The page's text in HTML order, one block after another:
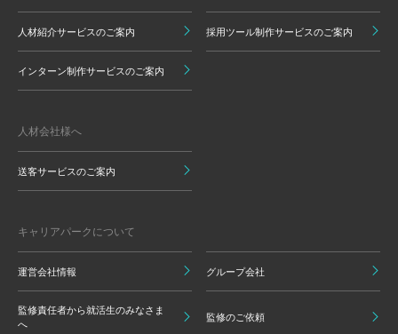
人材紹介サービスのご案内 採用ツール制作サービスのご案内
インターン制作サービスのご案内
人材会社様へ
送客サービスのご案内
キャリアパークについて
運営会社情報 グループ会社
監修責任者から就活生のみなさま
へ
監修のご依頼